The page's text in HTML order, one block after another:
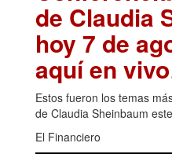
de Claudia
hoy 7 de
aquí en vivo
Estos fueron los temas
de Claudia Sheinbaum
El Financiero